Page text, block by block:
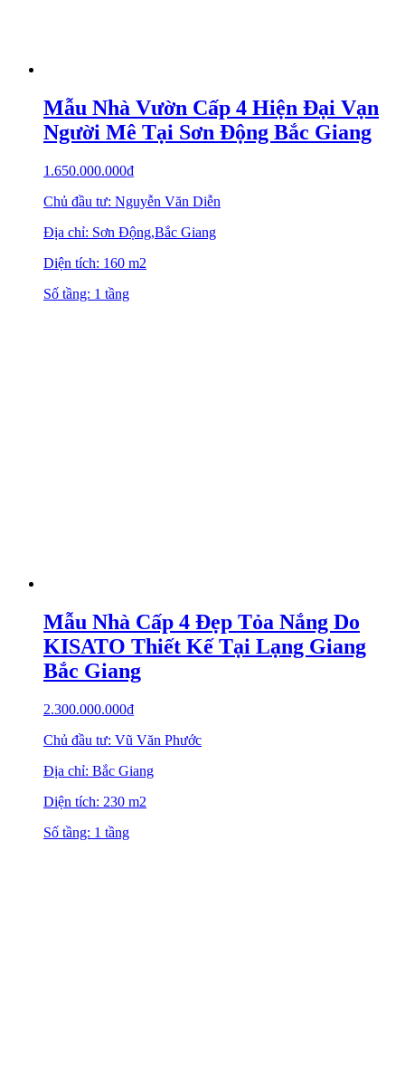
Mẫu Nhà Vườn Cấp 4 Hiện Đại Vạn
Người Mê Tại Sơn Động Bắc Giang
1.650.000.000₫
Chủ đầu tư: Nguyễn Văn Diễn
Địa chỉ: Sơn Động,Bắc Giang
Diện tích: 160 m2
Số tầng: 1 tầng
Mẫu Nhà Cấp 4 Đẹp Tỏa Nắng Do
KISATO Thiết Kế Tại Lạng Giang
Bắc Giang
2.300.000.000₫
Chủ đầu tư: Vũ Văn Phước
Địa chỉ: Bắc Giang
Diện tích: 230 m2
Số tầng: 1 tầng